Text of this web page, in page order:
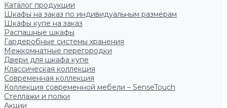
Каталог продукции
Шкафы на заказ по индивидуальным размерам
Шкафы купе на заказ
Распашные шкафы
Гардеробные системы хранения
Межкомнатные перегородки
Двери для шкафа купе
Классическая коллекция
Современная коллекция
Коллекция современной мебели – SenseTouch
Стеллажи и полки
Акции